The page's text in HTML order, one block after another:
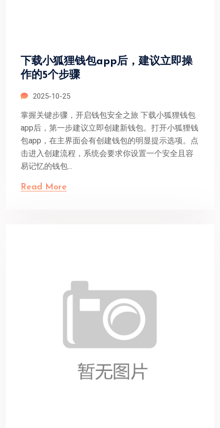
下载小狐狸钱包app后，建议立即操
作的5个步骤
2025-10-25
掌握关键步骤，开启钱包安全之旅 下载小狐狸钱包
app后，第一步建议立即创建新钱包。打开小狐狸钱
包app，在主界面会有创建钱包的明显提示选项。点
击进入创建流程，系统会要求你设置一个安全且容
易记忆的钱包...
Read More